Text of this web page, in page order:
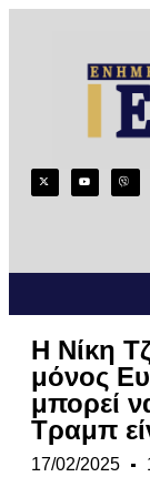
Η Νίκη
μόνος
μπορεί
Τραμπ
17/02/2025